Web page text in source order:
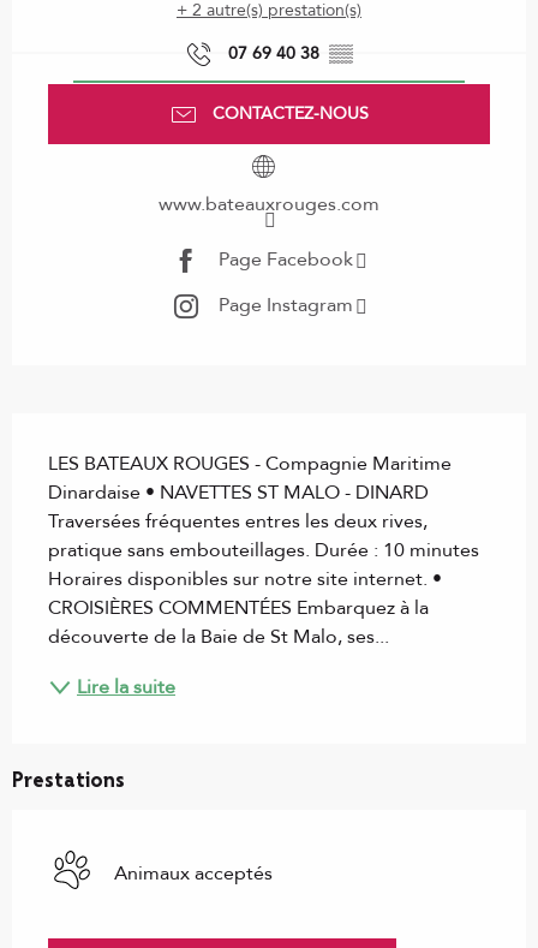
+ 2 autre(s) prestation(s)
07 69 40 38 ▒▒
CONTACTEZ-NOUS
www.bateauxrouges.com
Page Facebook
Page Instagram
LES BATEAUX ROUGES - Compagnie Maritime
Dinardaise • NAVETTES ST MALO - DINARD
Traversées fréquentes entres les deux rives,
pratique sans embouteillages. Durée : 10 minutes
Horaires disponibles sur notre site internet. •
CROISIÈRES COMMENTÉES Embarquez à la
découverte de la Baie de St Malo, ses...
Lire la suite
Prestations
Animaux acceptés